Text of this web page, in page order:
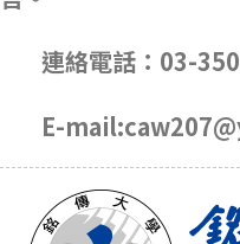
連絡電話：03-
E-